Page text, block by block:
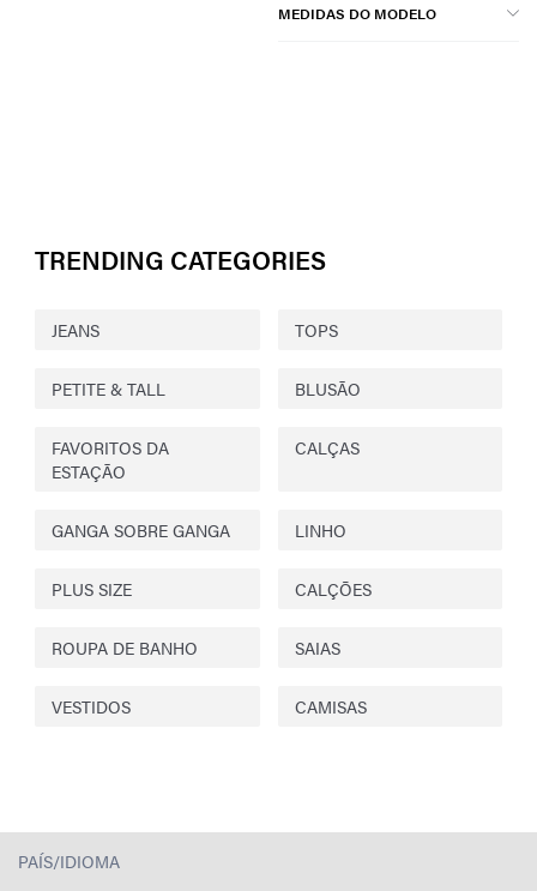
MEDIDAS DO MODELO
TRENDING CATEGORIES
JEANS TOPS
PETITE & TALL BLUSÃO
FAVORITOS DA
ESTAÇÃO
CALÇAS
GANGA SOBRE GANGA LINHO
PLUS SIZE CALÇÕES
ROUPA DE BANHO SAIAS
VESTIDOS CAMISAS
PAÍS/IDIOMA